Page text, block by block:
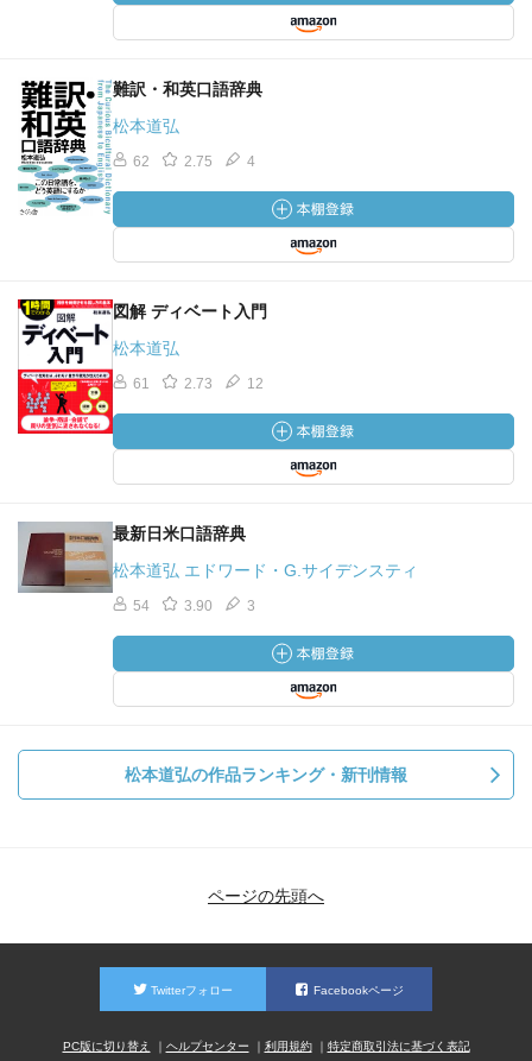
難訳・和英口語辞典
松本道弘
62 2.75 4
図解 ディベート入門
松本道弘
61 2.73 12
最新日米口語辞典
松本道弘 エドワード・G.サイデンスティ
54 3.90 3
松本道弘の作品ランキング・新刊情報
ページの先頭へ
Twitterフォロー Facebookページ
PC版に切り替え ヘルプセンター 利用規約 特定商取引法に基づく表記